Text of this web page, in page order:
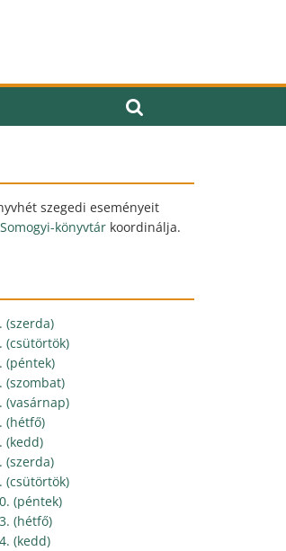
szegedi eseményeit
Somogyi-könyvtár koordinálja.
(szerda)
(csütörtök)
(péntek)
(szombat)
(vasárnap)
(hétfő)
(kedd)
(szerda)
(csütörtök)
(péntek)
(hétfő)
(kedd)